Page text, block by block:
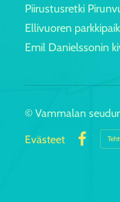
Piirustusretki
Ellivuoren
Emil Danielssonin
© Vammalan
Evästeet
Facebook